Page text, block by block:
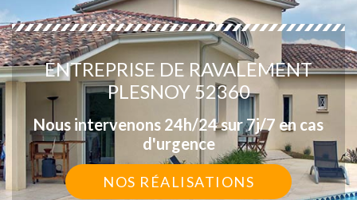
ENTREPRISE DE RAVALEMENT
PLESNOY 52360
Nous intervenons 24h/24 sur 7j/7 en cas
d'urgence
NOS RÉALISATIONS